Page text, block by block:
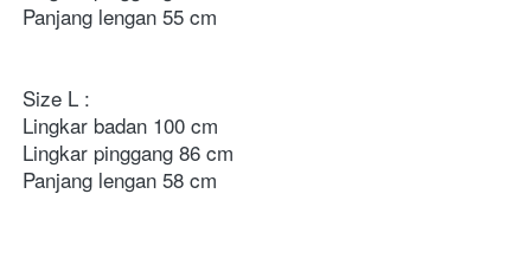
Panjang lengan 55 cm
Size L :
Lingkar badan 100 cm
Lingkar pinggang 86 cm
Panjang lengan 58 cm